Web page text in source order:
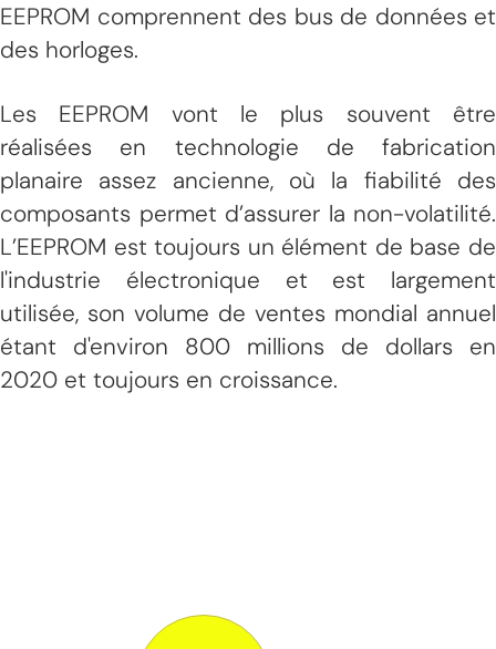
EEPROM comprennent des bus de données et
des horloges.
Les EEPROM vont le plus souvent être
réalisées en technologie de fabrication
planaire assez ancienne, où la fiabilité des
composants permet d’assurer la non-volatilité.
L’EEPROM est toujours un élément de base de
l'industrie électronique et est largement
utilisée, son volume de ventes mondial annuel
étant d'environ 800 millions de dollars en
2020 et toujours en croissance.